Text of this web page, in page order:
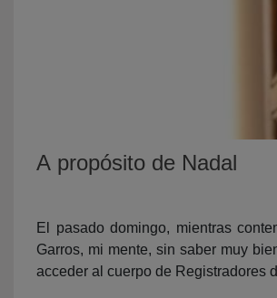
A propósito de Nadal
El pasado domingo, mientras
Garros, mi mente, sin saber muy
acceder al cuerpo de Registradores